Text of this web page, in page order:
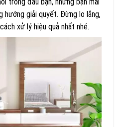
hướng giải quyết. Đừng lo lắng,
xử lý hiệu quả nhất nhé.